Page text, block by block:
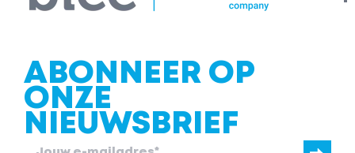
ABONNEER OP
ONZE
NIEUWSBRIEF